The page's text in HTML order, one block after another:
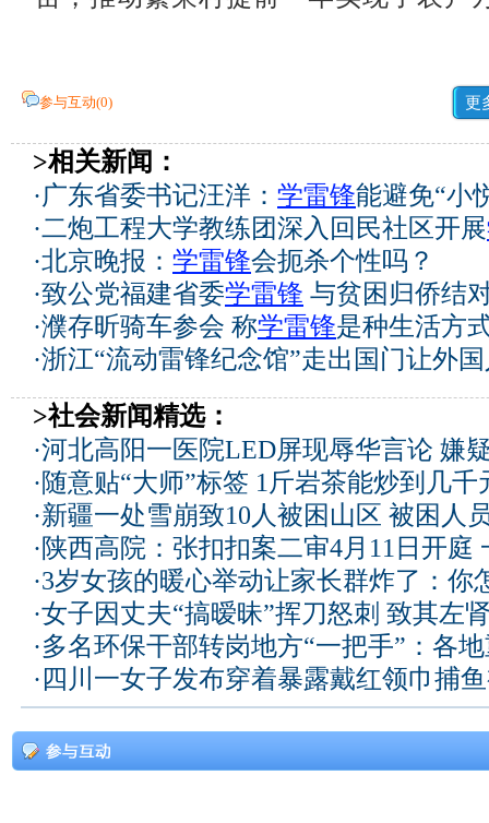
参与互动(0) 更
>相关新闻：
·广东省委书记汪洋： 学雷锋能避免“小
·二炮工程大学教练团深入回民社区开展
·北京晚报： 学雷锋会扼杀个性吗？
·致公党福建省委学雷锋 与贫困归侨结
·濮存昕骑车参会 称学雷锋是种生活方
·浙江“流动雷锋纪念馆”走出国门让外
>社会新闻精选：
·河北高阳一医院LED屏现辱华言论 嫌
·随意贴“大师”标签 1斤岩茶能炒到几
·新疆一处雪崩致10人被困山区 被困人
· 陕西高院：张扣扣案二审4月11日开庭
·3岁女孩的暖心举动让家长群炸了：你
·女子因丈夫“搞暧昧”挥刀怒刺 致其左
·多名环保干部转岗地方“一把手”：各
· 四川一女子发布穿着暴露戴红领巾捕